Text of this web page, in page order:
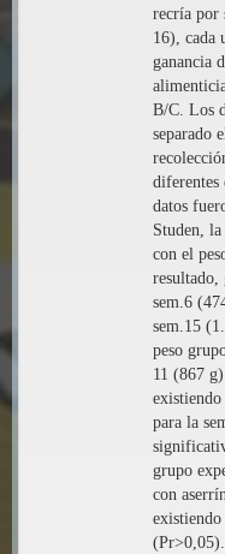
recría por
16), cada
ganancia
B/C. Los
separado
diferentes
datos
Studen,
con el
resultado,
sem.6
sem.15
peso
11 (867
para la
grupo
con